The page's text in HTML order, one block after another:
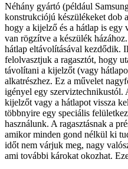
Néhány gyártó (például
konstrukciójú készülékeket dob
hogy a kijelző és a hátlap is egy
van rögzítve a készülék
hátlap eltávolításával kezdődik.
felolvasztjuk a ragasztót, hogy
távolítani a kijelzőt (vagy
alkatrészhez. Ez a művelet
igényel egy szerviztechnikustól.
kijelzőt vagy a hátlapot vissza
többnyire egy speciális
használunk. A ragasztásnak a
amikor minden gond nélkül ki
időt nem várjuk meg, nagy
ami további károkat okozhat.